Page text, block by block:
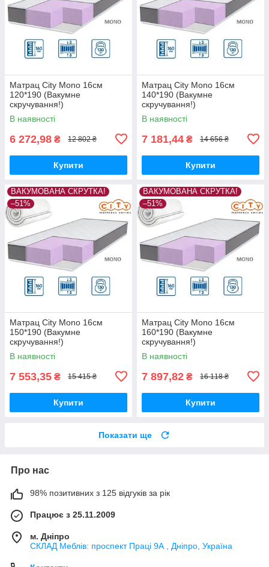
Матрац City Mono 16см
120*190 (Вакумне
скручування!)
В наявності
6 272,98 ₴ 12 802 ₴
Купити
Матрац City Mono 16см
140*190 (Вакумне
скручування!)
В наявності
7 181,44 ₴ 14 656 ₴
Купити
ВАКУМОВАНА СКРУТКА!
–51%
Матрац City Mono 16см
150*190 (Вакумне
скручування!)
В наявності
7 553,35 ₴ 15 415 ₴
Купити
ВАКУМОВАНА СКРУТКА!
–51%
Матрац City Mono 16см
160*190 (Вакумне
скручування!)
В наявності
7 897,82 ₴ 16 118 ₴
Купити
Показати ще
Про нас
98% позитивних з 125 відгуків за рік
Працює з 25.11.2009
м. Дніпро
СКЛАД Меблів: проспект Праці 9А , Дніпро, Україна